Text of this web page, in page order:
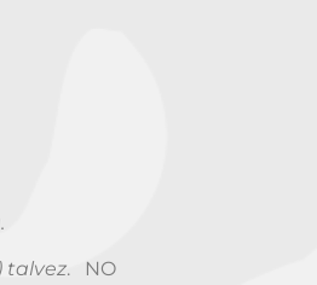
talvez. NO